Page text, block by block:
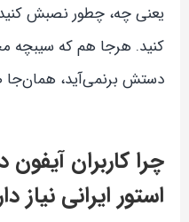
یعنی چه، چطور نصبش
کنید. هرجا هم که سیبچه
دستش برنمی‌آید، همان‌جا
چرا کاربران
استور ایرانی نیاز